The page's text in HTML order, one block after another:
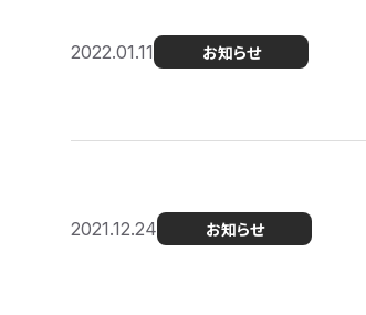
2022.01.11 お知らせ
2021.12.24 お知らせ